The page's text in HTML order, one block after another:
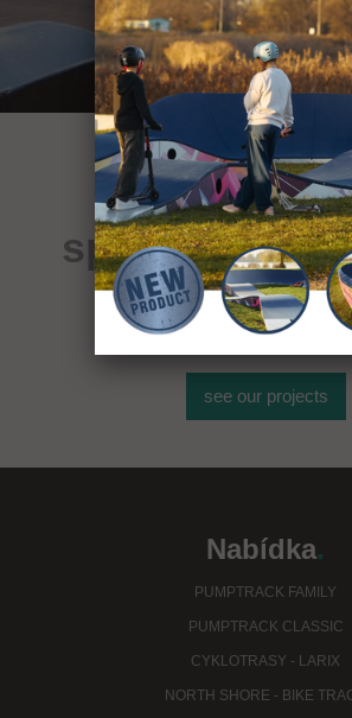
více než
sportovních
see our projects
Nabídka.
PUMPTRACK FAMILY
PUMPTRACK CLASSIC
CYKLOTRASY - LARIX
NORTH SHORE - BIKE